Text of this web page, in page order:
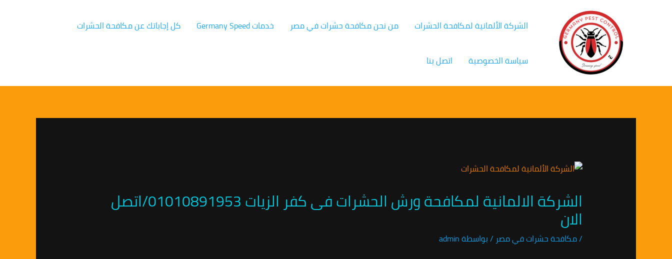
الشركة الألمانية لمكافحة الحشرات من نحن مكافحة حشرات في مصر خدمات Germany Speed كل إجاباتك عن مكافحة الحشرات
سياسة الخصوصية اتصل بنا
الشركة الالمانية لمكافحة ورش الحشرات فى كفر الزيات 01010891953/اتصل
الان
/مكافحة حشرات في مصر / بواسطةadmin
navigation